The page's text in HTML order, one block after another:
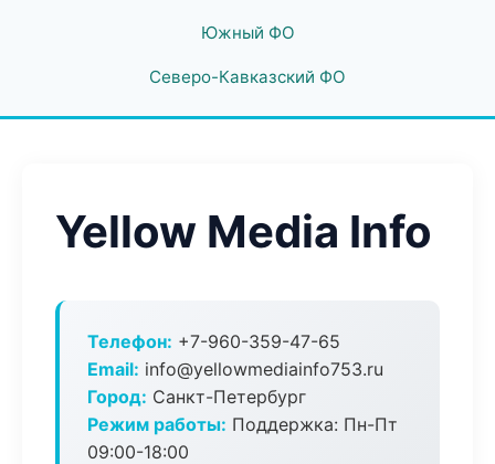
Южный ФО
Северо-Кавказский ФО
Yellow Media Info
Телефон: +7-960-359-47-65
Email: info@yellowmediainfo753.ru
Город: Санкт-Петербург
Режим работы: Поддержка: Пн-Пт
09:00-18:00